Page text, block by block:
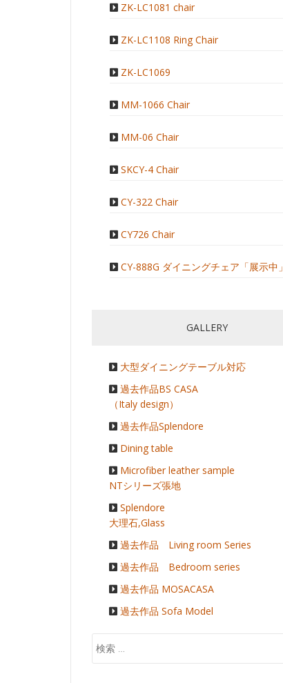
ZK-LC1081 chair
ZK-LC1108 Ring Chair
ZK-LC1069
MM-1066 Chair
MM-06 Chair
SKCY-4 Chair
CY-322 Chair
CY726 Chair
CY-888G ダイニングチェア「展示中」
GALLERY
大型ダイニングテーブル対応
過去作品BS CASA
（Italy design）
過去作品Splendore
Dining table
Microfiber leather sample
NTシリーズ張地
Splendore
大理石,Glass
過去作品 Living room Series
過去作品 Bedroom series
過去作品 MOSACASA
過去作品 Sofa Model